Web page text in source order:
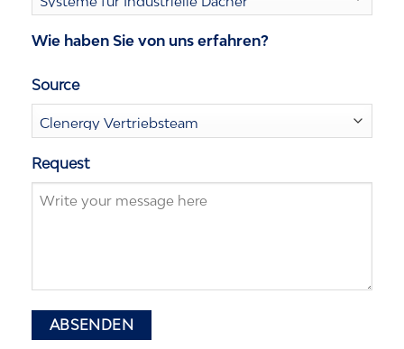
Wie haben Sie von uns erfahren?
Source
Request